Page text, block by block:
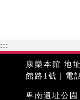
:::
康樂本館 地
館路1號 | 電
卑南遺址公